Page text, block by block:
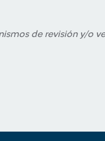
de revisión y/o